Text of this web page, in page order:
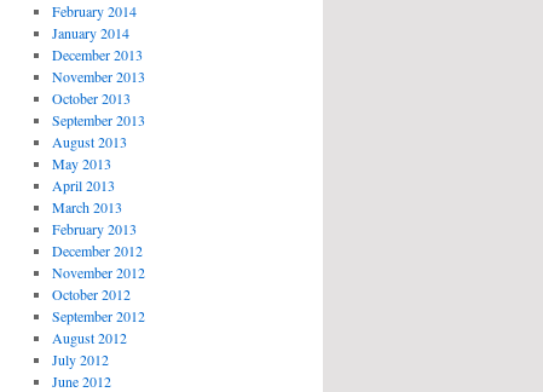
February 2014
January 2014
December 2013
November 2013
October 2013
September 2013
August 2013
May 2013
April 2013
March 2013
February 2013
December 2012
November 2012
October 2012
September 2012
August 2012
July 2012
June 2012